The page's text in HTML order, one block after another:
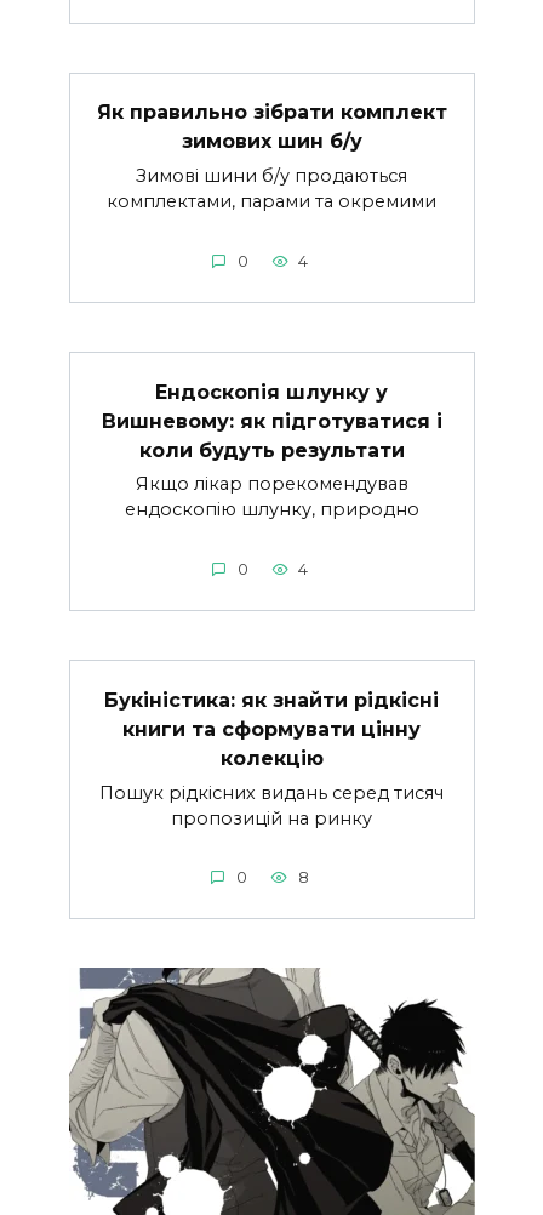
Як правильно зібрати комплект
зимових шин б/у
Зимові шини б/у продаються
комплектами, парами та окремими
0 4
Ендоскопія шлунку у
Вишневому: як підготуватися і
коли будуть результати
Якщо лікар порекомендував
ендоскопію шлунку, природно
0 4
Букіністика: як знайти рідкісні
книги та сформувати цінну
колекцію
Пошук рідкісних видань серед тисяч
пропозицій на ринку
0 8